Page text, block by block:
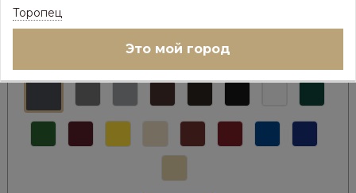
Цена с максимальной скидкой, Псков:
Цвет металла:
Торопец
Это мой город